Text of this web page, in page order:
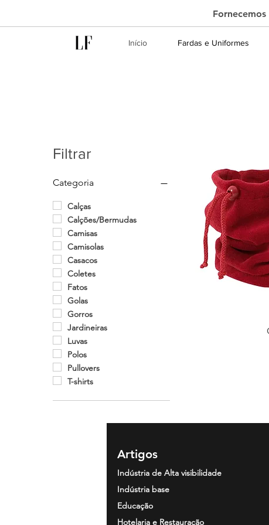
Início Fardas e Uniformes
Filtrar
Categoria
Calças
Calções/Bermudas
Camisas
Camisolas
Casacos
Coletes
Fatos
Golas
Gorros
Jardineiras
Luvas
Polos
Pullovers
T-shirts
Artigos
Indústria de Alta visibilidade
Indústria base
Educação
Hotelaria e Restauração